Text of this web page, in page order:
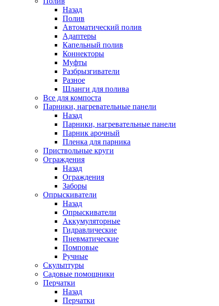
Назад
Полив
Автоматический полив
Адаптеры
Капельный полив
Коннекторы
Муфты
Разбрызгиватели
Разное
Шланги для полива
Все для компоста
Парники, нагревательные панели
Назад
Парники, нагревательные панели
Парник арочный
Пленка для парника
Приствольные круги
Ограждения
Назад
Ограждения
Заборы
Опрыскиватели
Назад
Опрыскиватели
Аккумуляторные
Гидравлические
Пневматические
Помповые
Ручные
Скульптуры
Садовые помощники
Перчатки
Назад
Перчатки